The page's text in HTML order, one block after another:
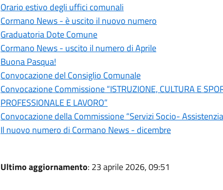
Orario estivo degli uffici comunali
Cormano News - è uscito il nuovo numero
Graduatoria Dote Comune
Cormano News - uscito il numero di Aprile
Buona Pasqua!
Convocazione del Consiglio Comunale
Convocazione Commissione “ISTRUZIONE, CULTURA E
PROFESSIONALE E LAVORO”
Convocazione della Commissione “Servizi Socio-
Il nuovo numero di Cormano News - dicembre
Ultimo aggiornamento: 23 aprile 2026, 09:51